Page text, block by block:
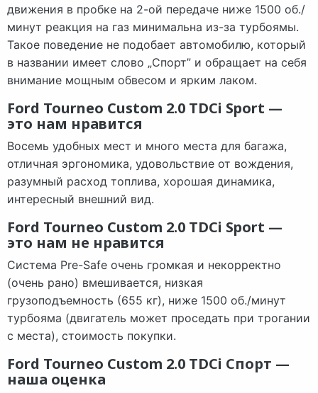
движения в пробке на 2-ой передаче ниже 1500 об./
минут реакция на газ минимальна из-за турбоямы.
Такое поведение не подобает автомобилю, который
в названии имеет слово „Спорт” и обращает на себя
внимание мощным обвесом и ярким лаком.
Ford Tourneo Custom 2.0 TDCi Sport —
это нам нравится
Восемь удобных мест и много места для багажа,
отличная эргономика, удовольствие от вождения,
разумный расход топлива, хорошая динамика,
интересный внешний вид.
Ford Tourneo Custom 2.0 TDCi Sport —
это нам не нравится
Система Pre-Safe очень громкая и некорректно
(очень рано) вмешивается, низкая
грузоподъемность (655 кг), ниже 1500 об./минут
турбояма (двигатель может проседать при трогании
с места), стоимость покупки.
Ford Tourneo Custom 2.0 TDCi Спорт —
наша оценка